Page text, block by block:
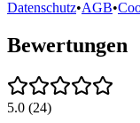
Datenschutz•AGB•
Bewertungen
5.0 (24)